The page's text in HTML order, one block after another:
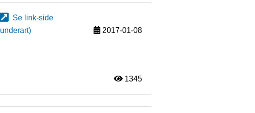
Se link-side
underart)
2017-01-08
1345